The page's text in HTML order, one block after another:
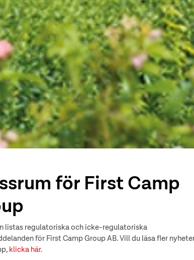
för First Camp
listas regulatoriska och icke-regulatoriska
för First Camp Group AB. Vill du läsa fler
klicka här.